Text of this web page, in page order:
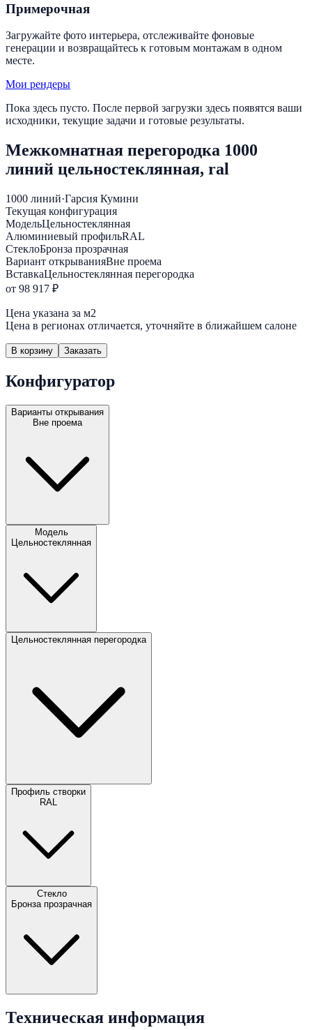
Примерочная
Загружайте фото интерьера, отслеживайте фоновые
генерации и возвращайтесь к готовым монтажам в одном
месте.
Мои рендеры
Пока здесь пусто. После первой загрузки здесь появятся ваши
исходники, текущие задачи и готовые результаты.
Межкомнатная перегородка 1000
линий цельностеклянная, ral
1000 линий·Гарсия Кумини
Текущая конфигурация
МодельЦельностеклянная
Алюминиевый профильRAL
СтеклоБронза прозрачная
Вариант открыванияВне проема
ВставкаЦельностеклянная перегородка
от 98 917 ₽
Цена указана за м2
Цена в регионах отличается, уточняйте в ближайшем салоне
В корзину Заказать
Конфигуратор
Варианты открывания
Вне проема
Модель
Цельностеклянная
Цельностеклянная перегородка
Профиль створки
RAL
Стекло
Бронза прозрачная
Техническая информация